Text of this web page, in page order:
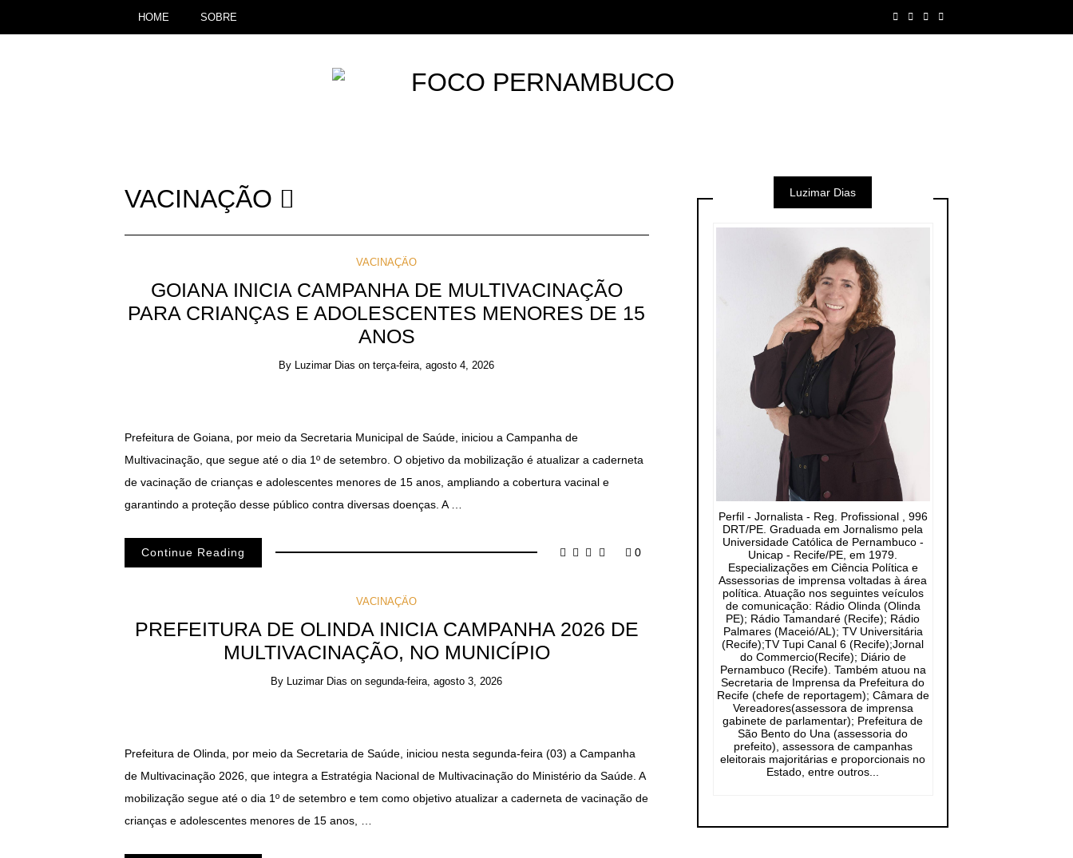
HOME SOBRE
VACINAÇÃO
VACINAÇÃO
GOIANA INICIA CAMPANHA DE MULTIVACINAÇÃO
PARA CRIANÇAS E ADOLESCENTES MENORES DE 15
ANOS
By Luzimar Dias onterça-feira, agosto 4, 2026
Prefeitura de Goiana, por meio da Secretaria Municipal de Saúde, iniciou a Campanha de
Multivacinação, que segue até o dia 1º de setembro. O objetivo da mobilização é atualizar a caderneta
de vacinação de crianças e adolescentes menores de 15 anos, ampliando a cobertura vacinal e
garantindo a proteção desse público contra diversas doenças. A …
Continue Reading 0
VACINAÇÃO
PREFEITURA DE OLINDA INICIA CAMPANHA 2026 DE
MULTIVACINAÇÃO, NO MUNICÍPIO
By Luzimar Dias onsegunda-feira, agosto 3, 2026
Prefeitura de Olinda, por meio da Secretaria de Saúde, iniciou nesta segunda-feira (03) a Campanha
de Multivacinação 2026, que integra a Estratégia Nacional de Multivacinação do Ministério da Saúde. A
mobilização segue até o dia 1º de setembro e tem como objetivo atualizar a caderneta de vacinação de
crianças e adolescentes menores de 15 anos, …
Luzimar Dias
Perfil - Jornalista - Reg. Profissional , 996
DRT/PE. Graduada em Jornalismo pela
Universidade Católica de Pernambuco -
Unicap - Recife/PE, em 1979.
Especializações em Ciência Política e
Assessorias de imprensa voltadas à área
política. Atuação nos seguintes veículos
de comunicação: Rádio Olinda (Olinda
PE); Rádio Tamandaré (Recife); Rádio
Palmares (Maceió/AL); TV Universitária
(Recife);TV Tupi Canal 6 (Recife);Jornal
do Commercio(Recife); Diário de
Pernambuco (Recife). Também atuou na
Secretaria de Imprensa da Prefeitura do
Recife (chefe de reportagem); Câmara de
Vereadores(assessora de imprensa
gabinete de parlamentar); Prefeitura de
São Bento do Una (assessoria do
prefeito), assessora de campanhas
eleitorais majoritárias e proporcionais no
Estado, entre outros...